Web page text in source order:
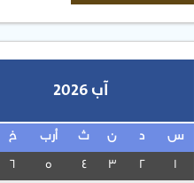
آب 2026
س د ن ث أرب خ
1
2
3
4
5
6